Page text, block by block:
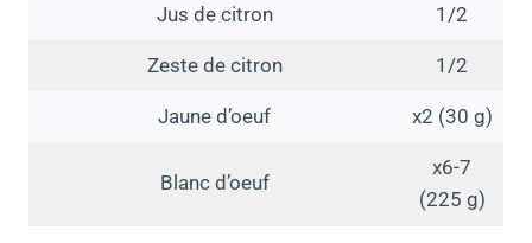
Jus de citron 1/2
Zeste de citron 1/2
Jaune d’oeuf x2 (30 g)
Blanc d’oeuf
x6-7
(225 g)